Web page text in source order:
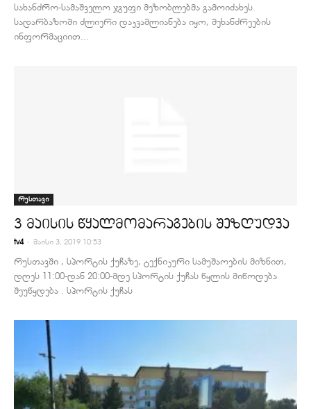
სახანძრო-სამაშველო ჯგუფი მეზობლებმა გამოიძახეს.
სადარბაზოში ძლიერი დაკვამლიანება იყო, მეხანძრეების
ინფორმაციით...
რუსთავი
3 მაისის წყალმომარაგების შეზღუდვა
tv4 - მაისი 3, 2019 10:53
რუსთავში , სპორტის ქუჩაზე, ტექნიკური სამუშაოების მიზნით,
დღეს 11:00-დან 20:00-მდე სპორტის ქუჩას წყლის მიწოდება
შეუწყდება . სპორტის ქუჩას